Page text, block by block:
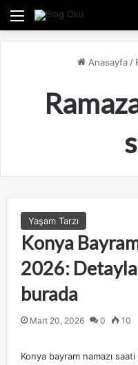
Menü
Anasayfa /
Yaşam Tarzı
Konya
2026:
burada
Mart 20, 2026 0 10
Konya bayram namazı